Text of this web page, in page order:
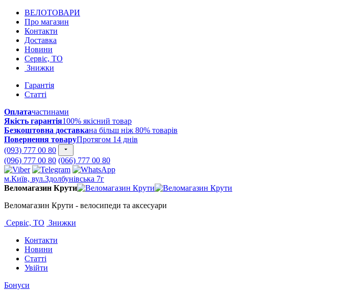
ВЕЛОТОВАРИ
Про магазин
Контакти
Доставка
Новини
Сервіс, ТО
Знижки
Гарантія
Статті
Оплатачастинами
Якість гарантія100% якісний товар
Безкоштовна доставкана більш ніж 80% товарів
Повернення товаруПротягом 14 днів
(093) 777 00 80
(096) 777 00 80 (066) 777 00 80
м.Київ, вул.Здолбунівська 7г
Веломагазин Крути
Веломагазин Крути - велосипеди та аксесуари
Сервіс, ТО Знижки
Контакти
Новини
Статті
Увійти
Бонуси